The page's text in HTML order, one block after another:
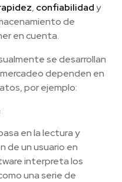
, confiabilidady
de
en cuenta.
se desarrollan
dependen en
por ejemplo:
en la lectura y
de un usuario en
interpreta los
una serie de